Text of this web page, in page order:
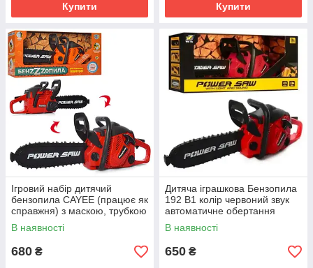
Купити Купити
Ігровий набір дитячий
бензопила CAYEE (працює як
справжня) з маскою, трубкою
і навушниками розмір 46 см
KY1068-19
В наявності
680 ₴
Дитяча іграшкова Бензопила
192 B1 колір червоний звук
автоматичне обертання
пиляльного ланцюга на
батарейках
В наявності
650 ₴